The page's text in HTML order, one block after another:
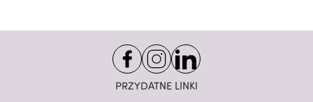
PRZYDATNE LINKI